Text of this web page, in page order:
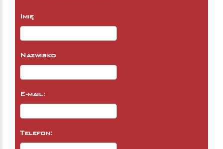
Imię
Nazwisko
E-mail:
Telefon: